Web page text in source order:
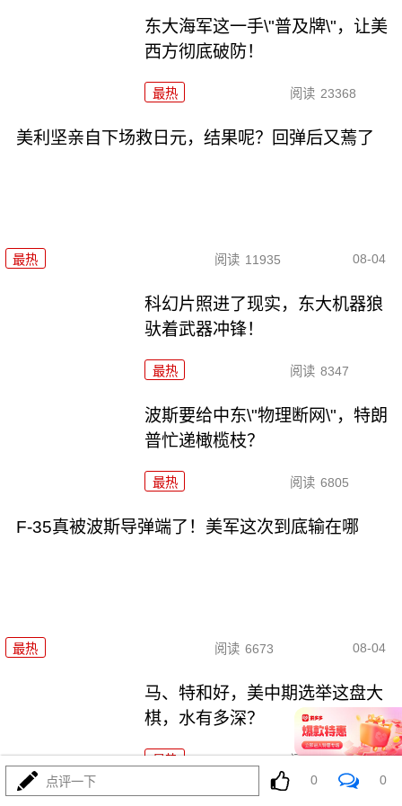
东大海军这一手\"普及牌\"，让美
西方彻底破防！
最热 阅读 23368
美利坚亲自下场救日元，结果呢？回弹后又蔫了
最热 阅读 11935 08-04
科幻片照进了现实，东大机器狼
驮着武器冲锋！
最热 阅读 8347
波斯要给中东\"物理断网\"，特朗
普忙递橄榄枝？
最热 阅读 6805
F-35真被波斯导弹端了！美军这次到底输在哪
最热 阅读 6673 08-04
马、特和好，美中期选举这盘大
棋，水有多深？
最热 阅读 6010
点评一下 0 0